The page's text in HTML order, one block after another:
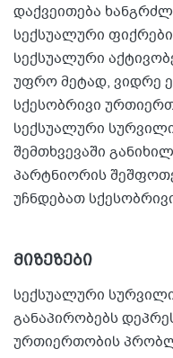
დაქვეითება
სექსუალური
სექსუალური
უფრო მეტად, ვიდრე
სქესობრივი
სექსუალური
შემთხვევაში
პარტნიორის
უჩნდებათ
მიზეზები
სექსუალური
განაპირობებს
ურთიერთობის